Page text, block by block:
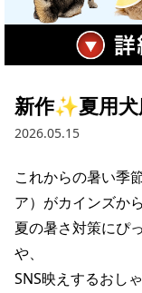
新作✨夏用
2026.05.15
これからの暑い季
ア）がカインズか
夏の暑さ対策にぴ
や、
SNS映えするおし